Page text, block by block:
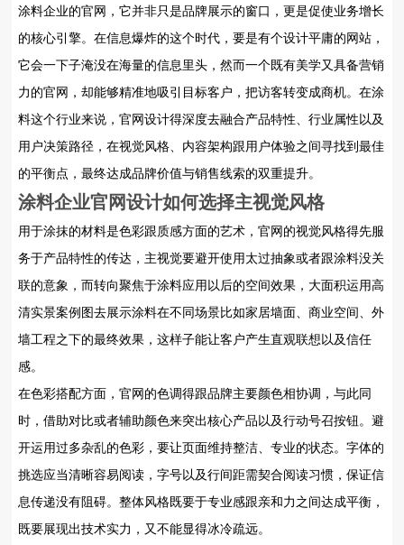
涂料企业的官网，它并非只是品牌展示的窗口，更是促使业务增长
的核心引擎。在信息爆炸的这个时代，要是有个设计平庸的网站，
它会一下子淹没在海量的信息里头，然而一个既有美学又具备营销
力的官网，却能够精准地吸引目标客户，把访客转变成商机。在涂
料这个行业来说，官网设计得深度去融合产品特性、行业属性以及
用户决策路径，在视觉风格、内容架构跟用户体验之间寻找到最佳
的平衡点，最终达成品牌价值与销售线索的双重提升。
涂料企业官网设计如何选择主视觉风格
用于涂抹的材料是色彩跟质感方面的艺术，官网的视觉风格得先服
务于产品特性的传达，主视觉要避开使用太过抽象或者跟涂料没关
联的意象，而转向聚焦于涂料应用以后的空间效果，大面积运用高
清实景案例图去展示涂料在不同场景比如家居墙面、商业空间、外
墙工程之下的最终效果，这样子能让客户产生直观联想以及信任
感。
在色彩搭配方面，官网的色调得跟品牌主要颜色相协调，与此同
时，借助对比或者辅助颜色来突出核心产品以及行动号召按钮。避
开运用过多杂乱的色彩，要让页面维持整洁、专业的状态。字体的
挑选应当清晰容易阅读，字号以及行间距需契合阅读习惯，保证信
息传递没有阻碍。整体风格既要于专业感跟亲和力之间达成平衡，
既要展现出技术实力，又不能显得冰冷疏远。